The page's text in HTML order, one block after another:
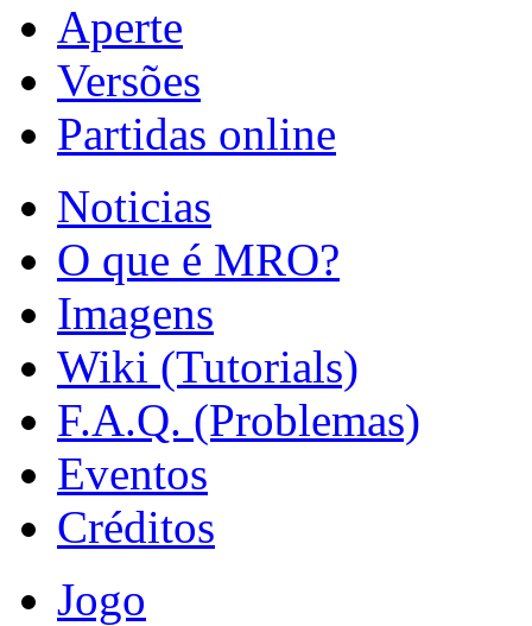
Aperte
Versões
Partidas online
Noticias
O que é MRO?
Imagens
Wiki (Tutorials)
F.A.Q. (Problemas)
Eventos
Créditos
Jogo